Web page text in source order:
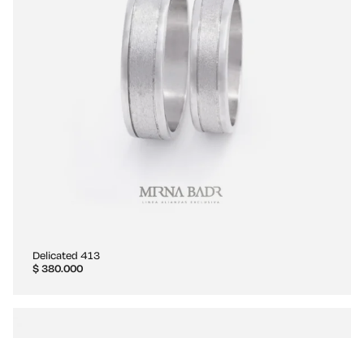
Delicated 413
$380.000